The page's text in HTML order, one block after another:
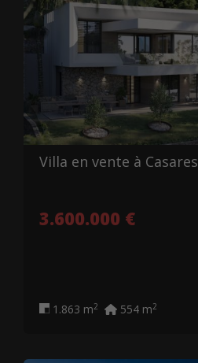
Villa en vente à Casares
3.600.000 €
1.863 m2 554 m2